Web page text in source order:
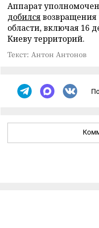
Аппарат
добилсявозвращения
области, включая 16
Киеву территорий.
Текст: Антон Антонов